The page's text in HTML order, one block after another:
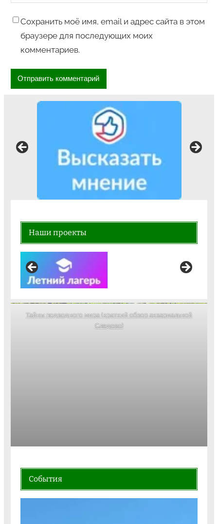
Сохранить моё имя, email и адрес сайта в этом
браузере для последующих моих
комментариев.
Ваше мнение формирует официальный
рейтинг организации:
Наши проекты
Тайны подводного мира (краткий обзор аквариальной
Следово)
События